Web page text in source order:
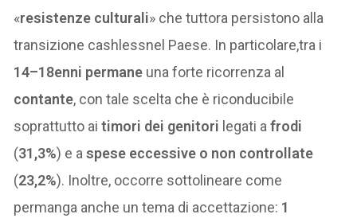
«resistenze culturali» che tuttora persistono alla
transizione cashlessnel Paese. In particolare,tra i
14–18enni permane una forte ricorrenza al
contante, con tale scelta che è riconducibile
soprattutto aitimori dei genitori legati afrodi
(31,3%) e aspese eccessive o non controllate
(23,2%). Inoltre, occorre sottolineare come
permanga anche un tema di accettazione: 1